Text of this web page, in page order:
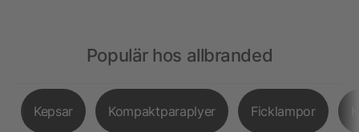
Populär hos allbranded
Kepsar Kompaktparaplyer Ficklampor